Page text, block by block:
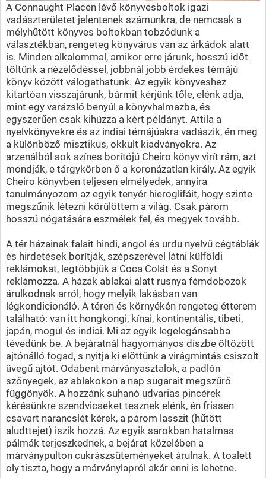
A Connaught Placen lévő könyvesboltok igazi
vadászterületet jelentenek számunkra, de nemcsak a
mélyhűtött könyves boltokban tobzódunk a
választékban, rengeteg könyvárus van az árkádok alatt
is. Minden alkalommal, amikor erre járunk, hosszú időt
töltünk a nézelődéssel, jobbnál jobb érdekes témájú
könyv között válogathatunk. Az egyik könyveshez
kitartóan visszajárunk, bármit kérjünk tőle, elénk adja,
mint egy varázsló benyúl a könyvhalmazba, és
egyszerűen csak kihúzza a kért példányt. Attila a
nyelvkönyvekre és az indiai témájúakra vadászik, én meg
a különböző misztikus, okkult kiadványokra. Az
arzenálból sok színes borítójú Cheiro könyv virít rám, azt
mondják, e tárgykörben ő a koronázatlan király. Az egyik
Cheiro könyvben teljesen elmélyedek, annyira
tanulmányozom az egyik tenyér hieroglifáit, hogy szinte
megszűnik létezni körülöttem a világ. Csak párom
hosszú nógatására eszmélek fel, és megyek tovább.
A tér házainak falait hindi, angol és urdu nyelvű cégtáblák
és hirdetések borítják, szépszerével látni külföldi
reklámokat, legtöbbjük a Coca Colát és a Sonyt
reklámozza. A házak ablakai alatt rusnya fémdobozok
árulkodnak arról, hogy melyik lakásban van
légkondicionáló. A téren és környékén rengeteg étterem
található: van itt hongkongi, kínai, kontinentális, tibeti,
japán, mogul és indiai. Mi az egyik legelegánsabba
tévedünk be. A bejáratnál hagyományos díszbe öltözött
ajtónálló fogad, s nyitja ki előttünk a virágmintás csiszolt
üvegű ajtót. Odabent márványasztalok, a padlón
szőnyegek, az ablakokon a nap sugarait megszűrő
függönyök. A hozzánk suhanó udvarias pincérek
kérésünkre szendvicseket tesznek elénk, én frissen
csavart narancslét kérek, a párom lasszit (hűtött
aludttejet) iszik hozzá. Az egyik sarokban hatalmas
pálmák terjeszkednek, a bejárat közelében a
márványpulton cukrászsüteményeket árulnak. A toalett
oly tiszta, hogy a márványlapról akár enni is lehetne.